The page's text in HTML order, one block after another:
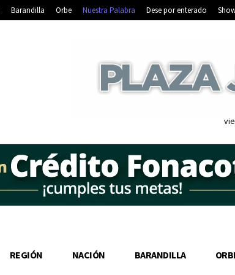
Barandilla Orbe Nuestra Palabra Dese por enterado
REGIÓN NACIÓN BARANDILLA